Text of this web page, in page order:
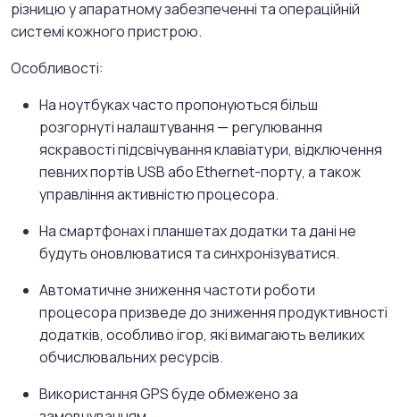
різницю у апаратному забезпеченні та операційній
системі кожного пристрою.
Особливості:
На ноутбуках часто пропонуються більш
розгорнуті налаштування — регулювання
яскравості підсвічування клавіатури, відключення
певних портів USB або Ethernet-порту, а також
управління активністю процесора.
На смартфонах і планшетах додатки та дані не
будуть оновлюватися та синхронізуватися.
Автоматичне зниження частоти роботи
процесора призведе до зниження продуктивності
додатків, особливо ігор, які вимагають великих
обчислювальних ресурсів.
Використання GPS буде обмежено за